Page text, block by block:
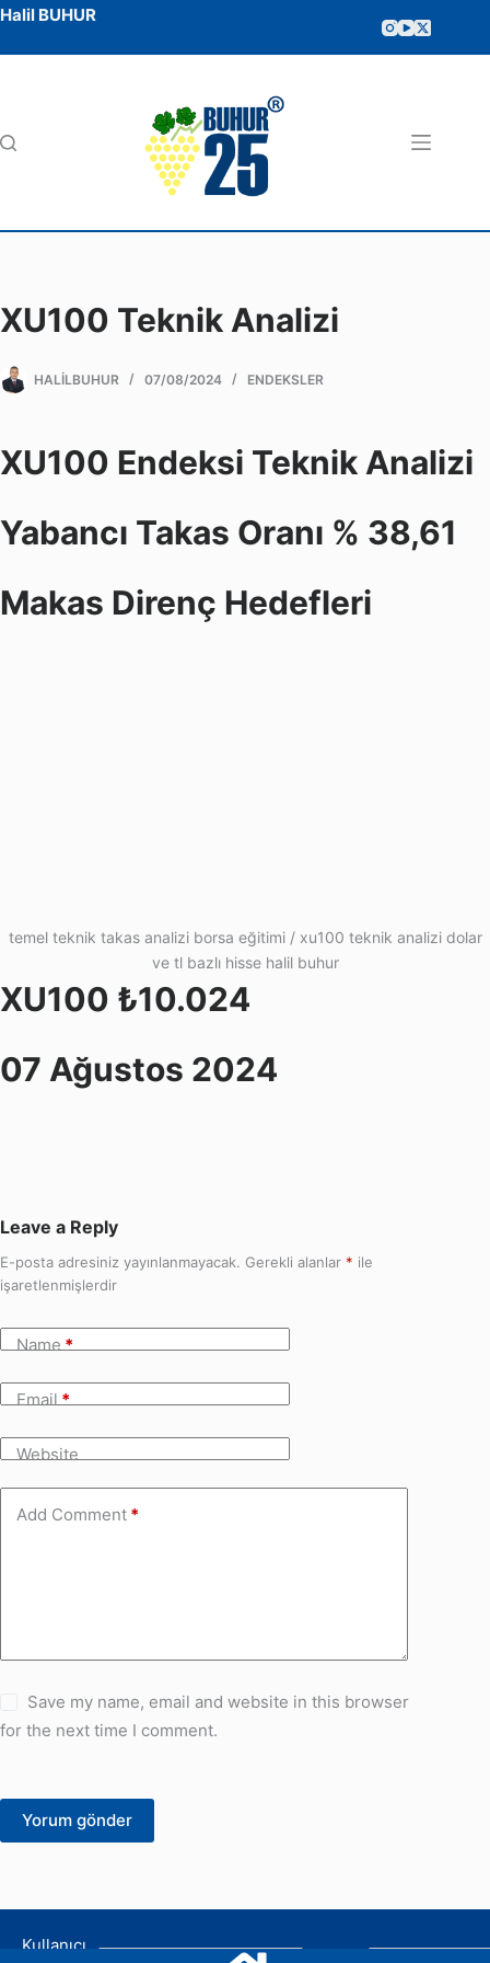
Halil BUHUR
XU100 Teknik Analizi
HALILBUHUR 07/08/2024 ENDEKSLER
XU100 Endeksi Teknik Analizi
Yabancı Takas Oranı % 38,61
Makas Direnç Hedefleri
temel teknik takas analizi borsa eğitimi / xu100 teknik analizi dolar
ve tl bazlı hisse halil buhur
XU100 ₺10.024
07 Ağustos 2024
Leave a Reply
E-posta adresiniz yayınlanmayacak. Gerekli alanlar * ile
işaretlenmişlerdir
Name*
Email*
Website
Add Comment *
Save my name, email and website in this browser
for the next time I comment.
Yorum gönder
Kullanıcı